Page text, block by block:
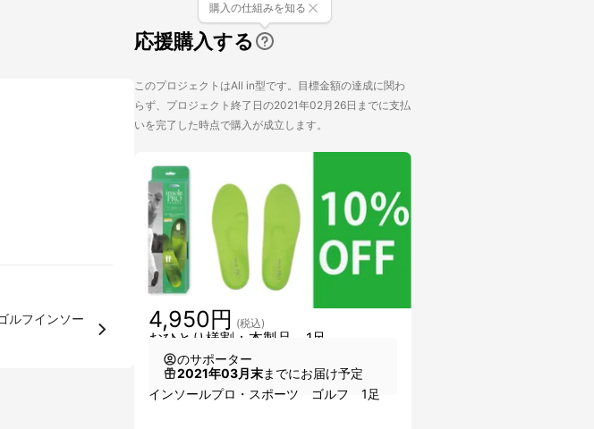
ルフインソー
応援購入する
購入の仕組みを知る
このプロジェクトはAll in型です。目標金額の達成に関わ
らず、プロジェクト終了日の2021年02月26日までに支払
いを完了した時点で購入が成立します。
おひとり様割：本製品 1足
4,950円 (税込)
のサポーター
2021年03月末までにお届け予定
インソールプロ・スポーツ ゴルフ 1足